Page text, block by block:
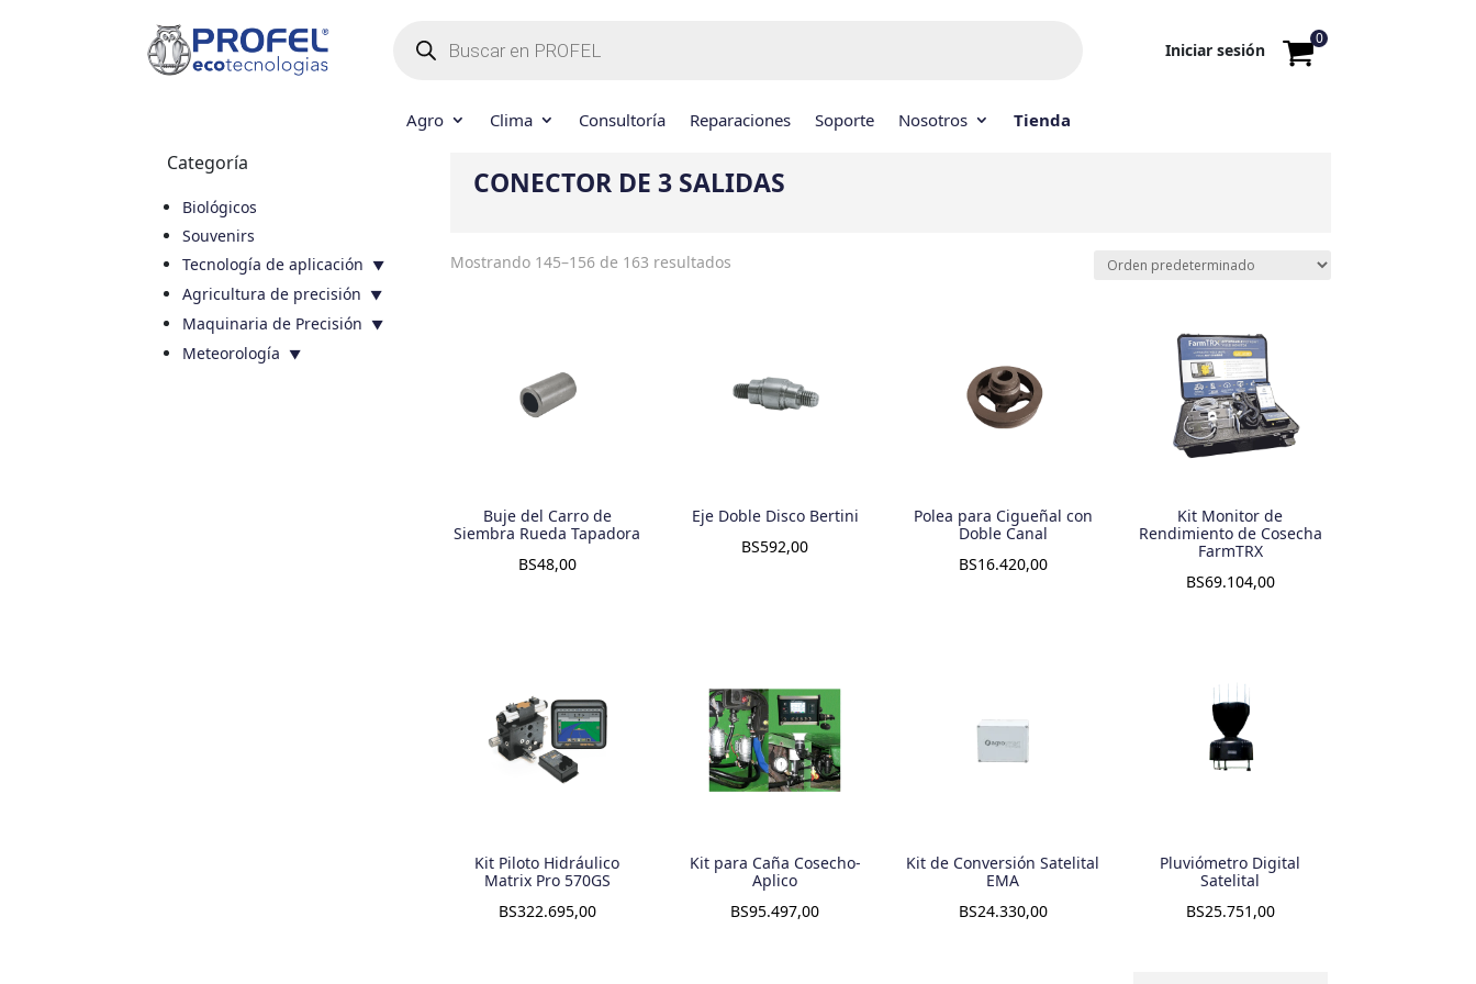
productos Iniciar sesión
0
Agro Clima Consultoría Reparaciones Soporte Nosotros Tienda
Categoría
Biológicos
Souvenirs
Tecnología de aplicación
Agricultura de precisión
Maquinaria de Precisión
Meteorología
CONECTOR DE 3 SALIDAS
Mostrando 145–156 de 163 resultados
Buje del Carro de
Siembra Rueda Tapadora
BS48,00
Eje Doble Disco Bertini
BS592,00
Polea para Cigueñal con
Doble Canal
BS16.420,00
Kit Monitor de
Rendimiento de Cosecha
FarmTRX
BS69.104,00
Kit Piloto Hidráulico
Matrix Pro 570GS
BS322.695,00
Kit para Caña Cosecho-
Aplico
BS95.497,00
Kit de Conversión Satelital
EMA
BS24.330,00
Pluviómetro Digital
Satelital
BS25.751,00